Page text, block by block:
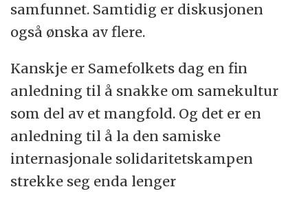
samfunnet. Samtidig er diskusjonen
også ønska av flere.
Kanskje er Samefolkets dag en fin
anledning til å snakke om samekultur
som del av et mangfold. Og det er en
anledning til å la den samiske
internasjonale solidaritetskampen
strekke seg enda lenger